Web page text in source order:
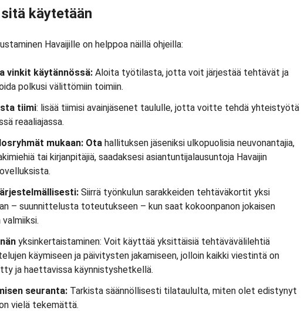
käytetään
Havaijille on helppoa näillä ohjeilla:
vinkit käytännössä: Aloita työtilasta, jotta voit järjestää tehtävät ja
polkusi välittömiin toimiin.
tiimi: lisää tiimisi avainjäsenet taululle, jotta voitte tehdä yhteistyötä
reaaliajassa.
mukaan: Ota hallituksen jäseniksi ulkopuolisia neuvonantajia,
tai kirjanpitäjiä, saadaksesi asiantuntijalausuntoja Havaijin
Siirrä työnkulun sarakkeiden tehtäväkortit yksi
– suunnittelusta toteutukseen – kun saat kokoonpanon jokaisen
valmiiksi.
yksinkertaistaminen: Voit käyttää yksittäisiä tehtävävälilehtiä
käymiseen ja päivitysten jakamiseen, jolloin kaikki viestintä on
ja haettavissa käynnistyshetkellä.
seuranta: Tarkista säännöllisesti tilataululta, miten olet edistynyt
vielä tekemättä.